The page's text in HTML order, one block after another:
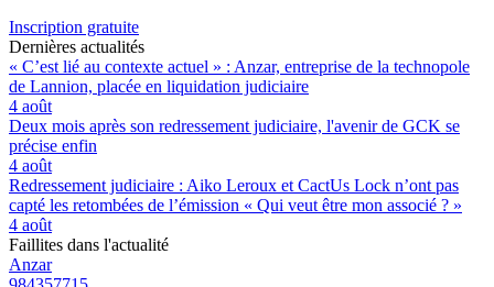
Inscription gratuite
Dernières actualités
« C’est lié au contexte actuel » : Anzar, entreprise de la technopole
de Lannion, placée en liquidation judiciaire
4 août
Deux mois après son redressement judiciaire, l'avenir de GCK se
précise enfin
4 août
Redressement judiciaire : Aiko Leroux et CactUs Lock n’ont pas
capté les retombées de l’émission « Qui veut être mon associé ? »
4 août
Faillites dans l'actualité
Anzar